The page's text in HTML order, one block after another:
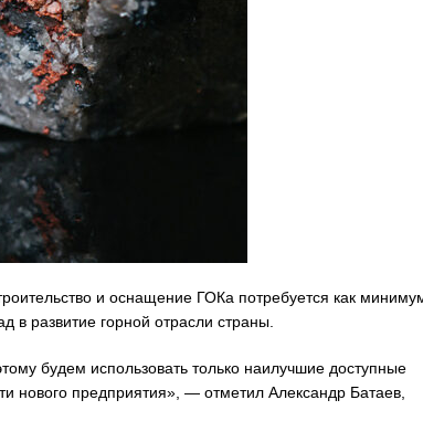
и оснащение ГОКа потребуется как
в развитие горной отрасли страны.
будем использовать только наилучшие доступные
нового предприятия», — отметил Александр Батаев,